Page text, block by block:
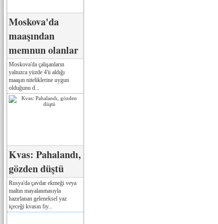
Moskova'da
maaşından
memnun olanlar
Moskova'da çalışanların
yalnızca yüzde 4'ü aldığı
maaşın niteliklerine uygun
olduğunu d...
Kvas: Pahalandı,
gözden düştü
Rusya'da çavdar ekmeği veya
maltın mayalanmasıyla
hazırlanan geleneksel yaz
içeceği kvasın fiy...